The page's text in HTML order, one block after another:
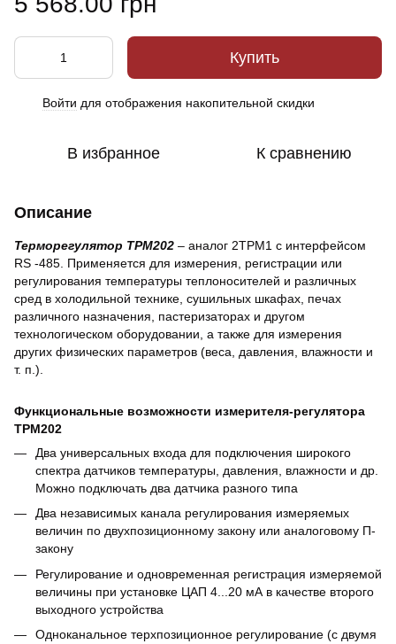
Купить
Войти для отображения накопительной скидки
В избранное К сравнению
Описание
Терморегулятор ТРМ202 – аналог 2ТРМ1 с интерфейсом
RS -485. Применяется для измерения, регистрации или
регулирования температуры теплоносителей и различных
сред в холодильной технике, сушильных шкафах, печах
различного назначения, пастеризаторах и другом
технологическом оборудовании, а также для измерения
других физических параметров (веса, давления, влажности и
т. п.).
Функциональные возможности измерителя-регулятора
ТРМ202
Два универсальных входа для подключения широкого
спектра датчиков температуры, давления, влажности и др.
Можно подключать два датчика разного типа
Два независимых канала регулирования измеряемых
величин по двухпозиционному закону или аналоговому П-
закону
Регулирование и одновременная регистрация измеряемой
величины при установке ЦАП 4...20 мА в качестве второго
выходного устройства
Одноканальное терхпозиционное регулирование (с двумя